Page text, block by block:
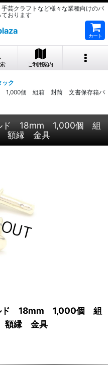
芸クラフトなど様々な業種向けのパ
おります
カート
ご利用案内
ック
1,000個 組箱 封筒 文書保存箱パ
ド 18mm 1,000個 組
額縁 金具
ド 18mm 1,000個 組
額縁 金具